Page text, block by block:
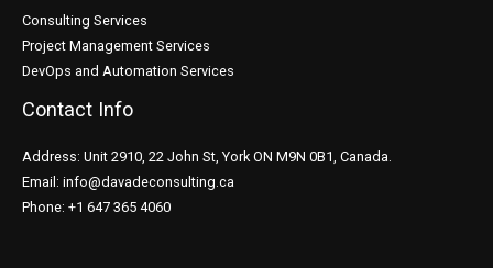
Consulting Services
Project Management Services
DevOps and Automation Services
Contact Info
Address: Unit 2910, 22 John St, York ON M9N 0B1, Canada.
Email: info@davadeconsulting.ca
Phone: +1 647 365 4060